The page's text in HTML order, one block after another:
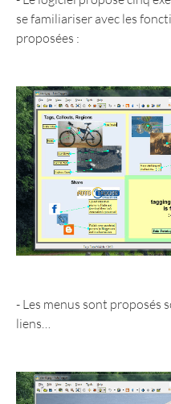
se familiariser avec les
proposées :
- Les menus sont proposés
liens…